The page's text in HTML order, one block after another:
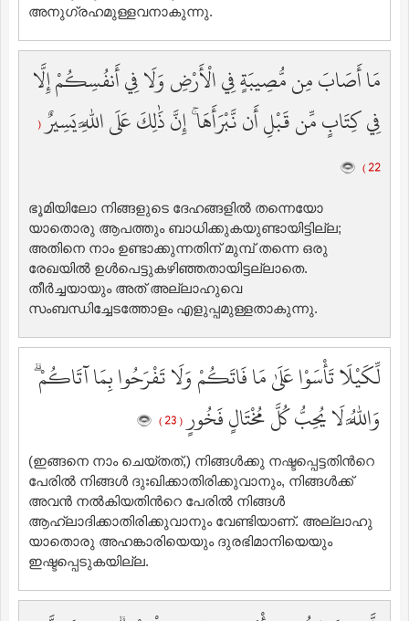
അനുഗ്രഹമുള്ളവനാകുന്നു.
مَا أَصَابَ مِن مُّصِيبَةٍ فِي الْأَرْضِ وَلَا فِي أَنفُسِكُمْ إِلَّا
فِي كِتَابٍ مِّن قَبْلِ أَن نَّبْرَأَهَا ۚ إِنَّ ذَٰلِكَ عَلَى اللَّهِ يَسِيرٌ(
22 )
ഭൂമിയിലോ നിങ്ങളുടെ ദേഹങ്ങളില്‍ തന്നെയോ
യാതൊരു ആപത്തും ബാധിക്കുകയുണ്ടായിട്ടില്ല;
അതിനെ നാം ഉണ്ടാക്കുന്നതിന് മുമ്പ് തന്നെ ഒരു
രേഖയില്‍ ഉള്‍പെട്ടുകഴിഞ്ഞതായിട്ടല്ലാതെ.
തീര്‍ച്ചയായും അത് അല്ലാഹുവെ
സംബന്ധിച്ചേടത്തോളം എളുപ്പമുള്ളതാകുന്നു.
لِّكَيْلَا تَأْسَوْا عَلَىٰ مَا فَاتَكُمْ وَلَا تَفْرَحُوا بِمَا آتَاكُمْ ۗ
وَاللَّهُ لَا يُحِبُّ كُلَّ مُخْتَالٍ فَخُورٍ( 23 )
(ഇങ്ങനെ നാം ചെയ്തത്‌,) നിങ്ങള്‍ക്കു നഷ്ടപ്പെട്ടതിന്‍റെ
പേരില്‍ നിങ്ങള്‍ ദുഃഖിക്കാതിരിക്കുവാനും, നിങ്ങള്‍ക്ക്
അവന്‍ നല്‍കിയതിന്‍റെ പേരില്‍ നിങ്ങള്‍
ആഹ്ലാദിക്കാതിരിക്കുവാനും വേണ്ടിയാണ്‌. അല്ലാഹു
യാതൊരു അഹങ്കാരിയെയും ദുരഭിമാനിയെയും
ഇഷ്ടപ്പെടുകയില്ല.